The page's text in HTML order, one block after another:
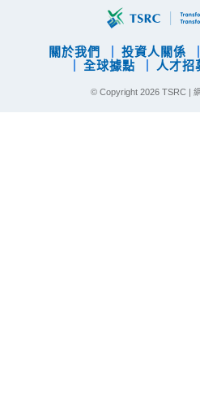
關於我們 投資人關係
全球據點
人才招
© Copyright 2026 TSRC |